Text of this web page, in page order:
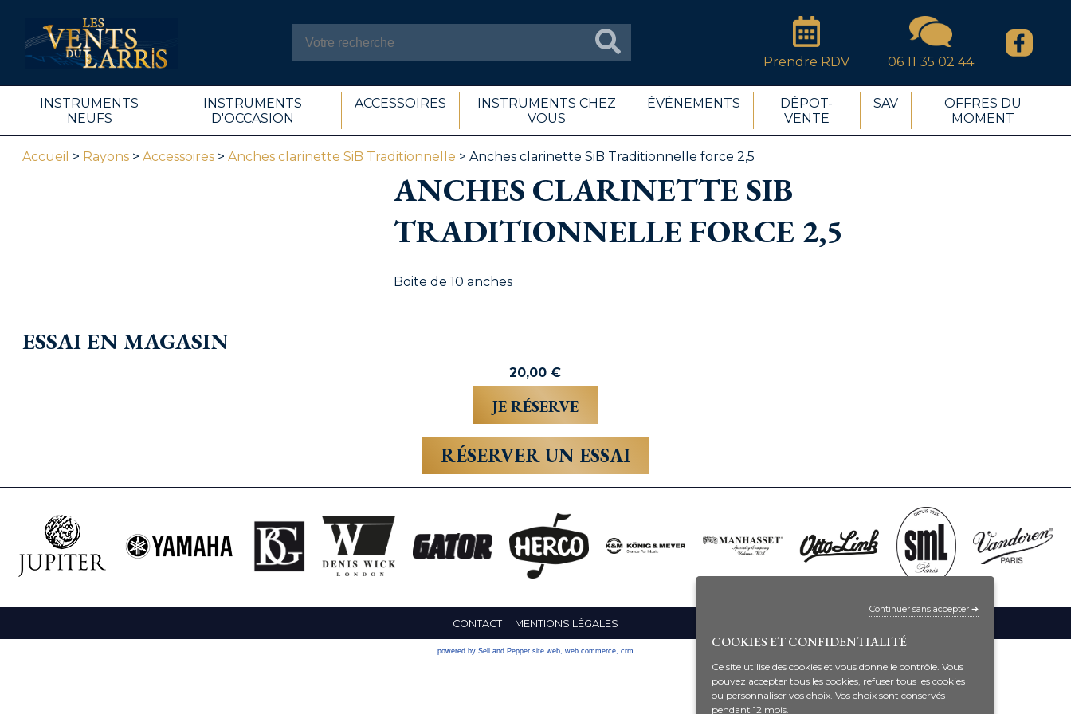
Prendre RDV 06 11 35 02 44
INSTRUMENTS
NEUFS
INSTRUMENTS
D'OCCASION
ACCESSOIRES
INSTRUMENTS CHEZ
VOUS
ÉVÉNEMENTS
DÉPOT-
VENTE
SAV
OFFRES DU
MOMENT
Accueil > Rayons > Accessoires > Anches clarinette SiB Traditionnelle > Anches clarinette SiB Traditionnelle force 2,5
ANCHES CLARINETTE SIB
TRADITIONNELLE FORCE 2,5
Boite de 10 anches
ESSAI EN MAGASIN
20,00 €
RÉSERVER UN ESSAI
CONTACT MENTIONS LÉGALES
powered by Sell and Pepper site web, web commerce, crm
Continuer sans accepter ➔
COOKIES ET CONFIDENTIALITÉ
Ce site utilise des cookies et vous donne le contrôle. Vous
pouvez accepter tous les cookies, refuser tous les cookies
ou personnaliser vos choix. Vos choix sont conservés
pendant 12 mois.